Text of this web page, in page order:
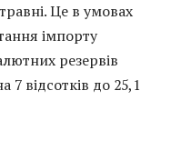
Це в умовах
імпорту
резервів
відсотків до 25,1